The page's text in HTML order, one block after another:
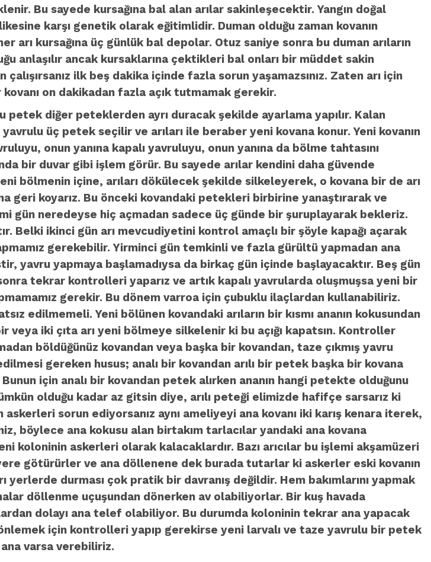
Bu sayede kursağına bal alan arılar sakinleşecektir. Yangın doğal
karşı genetik olarak eğitimlidir. Duman olduğu zaman kovanın
kursağına üç günlük bal depolar. Otuz saniye sonra bu duman arıların
anlaşılır ancak kursaklarına çektikleri bal onları bir müddet sakin
ilk beş dakika içinde fazla sorun yaşamazsınız. Zaten arı için
on dakikadan fazla açık tutmamak gerekir.
petek diğer peteklerden ayrı duracak şekilde ayarlama yapılır. Kalan
üç petek seçilir ve arıları ile beraber yeni kovana konur. Yeni kovanın
onun yanına kapalı yavruluyu, onun yanına da bölme tahtasını
bir duvar gibi işlem görür. Bu sayede arılar kendini daha güvende
bölmenin içine, arıları dökülecek şekilde silkeleyerek, o kovana bir de arı
geri koyarız. Bu önceki kovandaki petekleri birbirine yanaştırarak ve
gün neredeyse hiç açmadan sadece üç günde bir şuruplayarak bekleriz.
Belki ikinci gün arı mevcudiyetini kontrol amaçlı bir şöyle kapağı açarak
gerekebilir. Yirminci gün temkinli ve fazla gürültü yapmadan ana
yavru yapmaya başlamadıysa da birkaç gün içinde başlayacaktır. Beş gün
tekrar kontrolleri yaparız ve artık kapalı yavrularda oluşmuşsa yeni bir
gerekir. Bu dönem varroa için çubuklu ilaçlardan kullanabiliriz.
edilmemeli. Yeni bölünen kovandaki arıların bir kısmı ananın kokusundan
iki çıta arı yeni bölmeye silkelenir ki bu açığı kapatsın. Kontroller
böldüğünüz kovandan veya başka bir kovandan, taze çıkmış yavru
gereken husus; analı bir kovandan arılı bir petek başka bir kovana
için analı bir kovandan petek alırken ananın hangi petekte olduğunu
olduğu kadar az gitsin diye, arılı peteği elimizde hafifçe sarsarız ki
sorun ediyorsanız aynı ameliyeyi ana kovanı iki karış kenara iterek,
böylece ana kokusu alan birtakım tarlacılar yandaki ana kovana
koloninin askerleri olarak kalacaklardır. Bazı arıcılar bu işlemi akşamüzeri
götürürler ve ana döllenene dek burada tutarlar ki askerler eski kovanın
durması çok pratik bir davranış değildir. Hem bakımlarını yapmak
döllenme uçuşundan dönerken av olabiliyorlar. Bir kuş havada
dolayı ana telef olabiliyor. Bu durumda koloninin tekrar ana yapacak
için kontrolleri yapıp gerekirse yeni larvalı ve taze yavrulu bir petek
varsa verebiliriz.